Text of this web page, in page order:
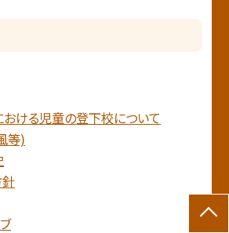
ける児童の登下校について
等)